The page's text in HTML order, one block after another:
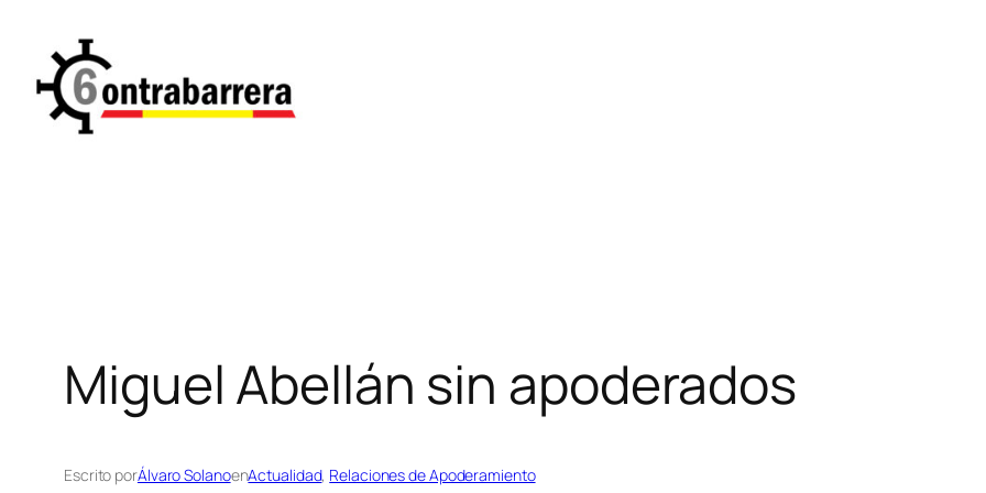
contenido
Miguel Abellán sin apoderados
Escrito porÁlvaro SolanoenActualidad, Relaciones de Apoderamiento